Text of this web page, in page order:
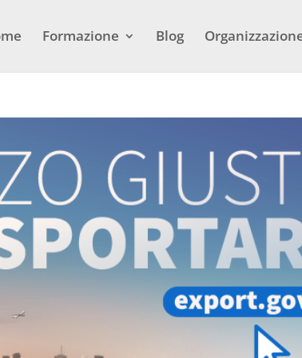
Formazione Blog